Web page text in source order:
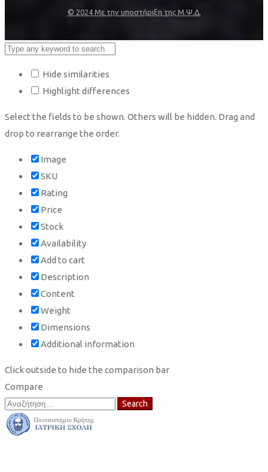
© 2024 Με την υποστήριξη της Μ.Ψ.Δ.
Hide similarities
Highlight differences
Select the fields to be shown. Others will be hidden. Drag and
drop to rearrange the order.
Image
SKU
Rating
Price
Stock
Availability
Add to cart
Description
Content
Weight
Dimensions
Additional information
Click outside to hide the comparison bar
Compare
Search
for:
Search